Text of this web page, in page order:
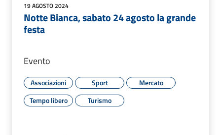
19 AGOSTO 2024
Notte Bianca, sabato 24 agosto la grande
festa
Evento
Associazioni Sport
Mercato
Tempo libero
Turismo